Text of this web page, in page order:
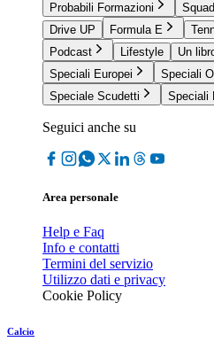
Probabili Formazioni
Drive UP
Formula E
Podcast
Lifestyle
Un
Speciali Europei
Speciali
Speciale Scudetti
Speciali
Seguici anche su
Area personale
Help e Faq
Info e contatti
Termini del servizio
Utilizzo dati e privacy
Cookie Policy
Calcio